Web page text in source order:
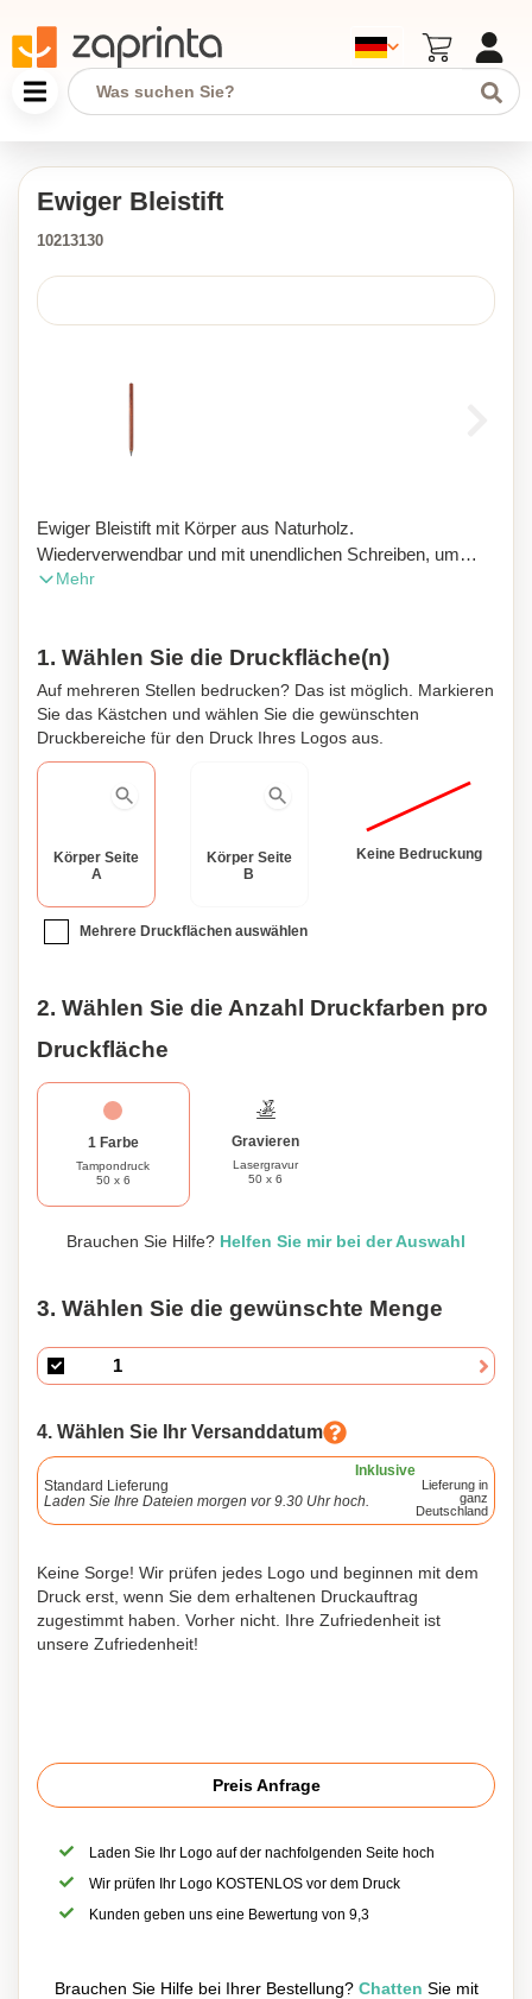
Ewiger Bleistift
10213130
Ewiger Bleistift mit Körper aus Naturholz.
Wiederverwendbar und mit unendlichen Schreiben, um
immer den gleichen Bleistift zu verwenden und keinen
Mehr
1. Wählen Sie die Druckfläche(n)
Auf mehreren Stellen bedrucken? Das ist möglich. Markieren
Sie das Kästchen und wählen Sie die gewünschten
Druckbereiche für den Druck Ihres Logos aus.
Körper Seite
A
Körper Seite
B
Keine Bedruckung
Mehrere Druckflächen auswählen
2. Wählen Sie die Anzahl Druckfarben pro
Druckfläche
1 Farbe
Tampondruck
50 x 6
Gravieren
Lasergravur
50 x 6
Brauchen Sie Hilfe? Helfen Sie mir bei der Auswahl
3. Wählen Sie die gewünschte Menge
4. Wählen Sie Ihr Versanddatum
Inklusive
Standard Lieferung
Laden Sie Ihre Dateien morgen vor 9.30 Uhr hoch.
Lieferung in
ganz
Deutschland
Keine Sorge! Wir prüfen jedes Logo und beginnen mit dem
Druck erst, wenn Sie dem erhaltenen Druckauftrag
zugestimmt haben. Vorher nicht. Ihre Zufriedenheit ist
unsere Zufriedenheit!
Preis Anfrage
Laden Sie Ihr Logo auf der nachfolgenden Seite hoch
Wir prüfen Ihr Logo KOSTENLOS vor dem Druck
Kunden geben uns eine Bewertung von 9,3
Brauchen Sie Hilfe bei Ihrer Bestellung? Chatten Sie mit